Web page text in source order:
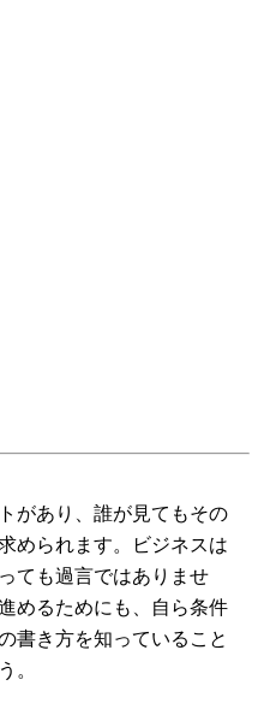
があり、誰が見てもその
められます。ビジネスは
ても過言ではありませ
めるためにも、自ら条件
書き方を知っていること
。